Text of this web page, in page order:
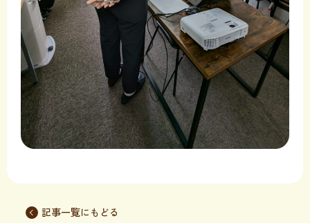
記事一覧にもどる